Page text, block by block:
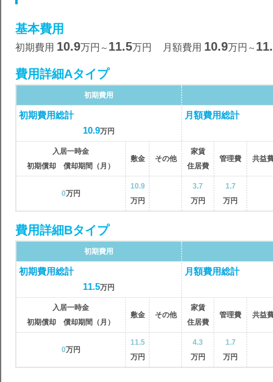
基本費用
初期費用 10.9万円 ～ 11.5万円 月額費用 10.9万円 ～
費用詳細Aタイプ
初期費用
初期費用総計
10.9万円
月額費用総計
入居一時金
初期償却 償却期間（月）
敷金 その他
家賃
住居費
管理費 共益
0万円
10.9
万円
3.7
万円
1.7
万円
費用詳細Bタイプ
初期費用
初期費用総計
11.5万円
月額費用総計
入居一時金
初期償却 償却期間（月）
敷金 その他
家賃
住居費
管理費 共益
0万円
11.5
万円
4.3
万円
1.7
万円